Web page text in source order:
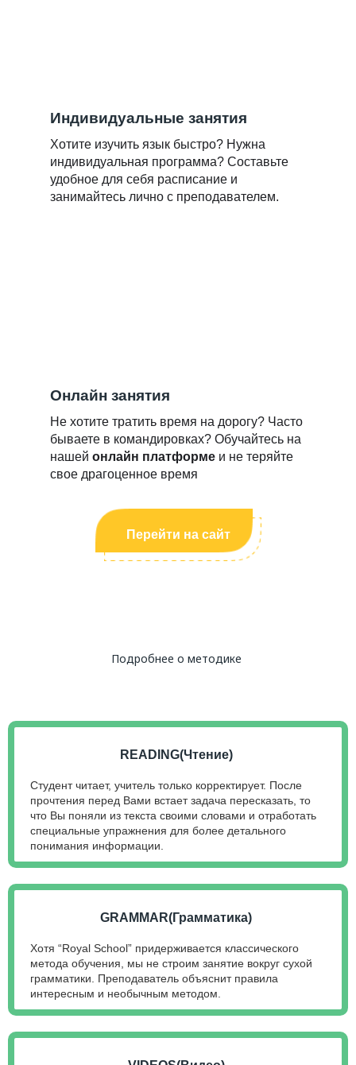
Индивидуальные занятия
Хотите изучить язык быстро? Нужна
индивидуальная программа? Составьте
удобное для себя расписание и
занимайтесь лично с преподавателем.
Онлайн занятия
Не хотите тратить время на дорогу? Часто
бываете в командировках? Обучайтесь на
нашей онлайн платформе и не теряйте
свое драгоценное время
Перейти на сайт
Подробнее о методике
READING(Чтение)
Студент читает, учитель только корректирует. После
прочтения перед Вами встает задача пересказать, то
что Вы поняли из текста своими словами и отработать
специальные упражнения для более детального
понимания информации.
GRAMMAR(Грамматика)
Хотя “Royal School” придерживается классического
метода обучения, мы не строим занятие вокруг сухой
грамматики. Преподаватель объяснит правила
интересным и необычным методом.